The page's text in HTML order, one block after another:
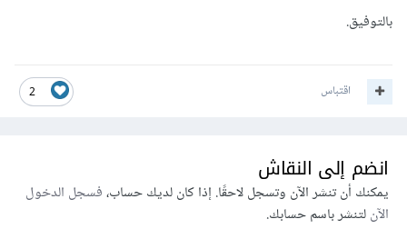
بالتوفيق.
2 اقتباس
انضم إلى النقاش
يمكنك أن تنشر الآن وتسجل لاحقًا. إذا كان لديك حساب،فسجل الدخول
الآنلتنشر باسم حسابك.